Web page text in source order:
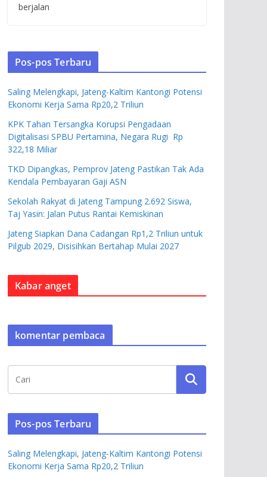
berjalan
Pos-pos Terbaru
Saling Melengkapi, Jateng-Kaltim Kantongi Potensi
Ekonomi Kerja Sama Rp20,2 Triliun
KPK Tahan Tersangka Korupsi Pengadaan
Digitalisasi SPBU Pertamina, Negara Rugi Rp
322,18 Miliar
TKD Dipangkas, Pemprov Jateng Pastikan Tak Ada
Kendala Pembayaran Gaji ASN
Sekolah Rakyat di Jateng Tampung 2.692 Siswa,
Taj Yasin: Jalan Putus Rantai Kemiskinan
Jateng Siapkan Dana Cadangan Rp1,2 Triliun untuk
Pilgub 2029, Disisihkan Bertahap Mulai 2027
Kabar anget
komentar pembaca
Pos-pos Terbaru
Saling Melengkapi, Jateng-Kaltim Kantongi Potensi
Ekonomi Kerja Sama Rp20,2 Triliun